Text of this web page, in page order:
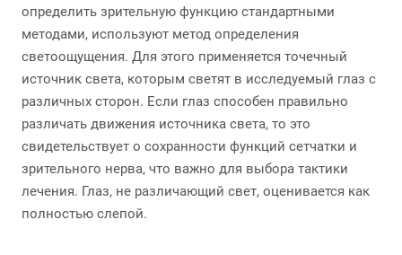
определить зрительную функцию стандартными
методами, используют метод определения
светоощущения. Для этого применяется точечный
источник света, которым светят в исследуемый глаз с
различных сторон. Если глаз способен правильно
различать движения источника света, то это
свидетельствует о сохранности функций сетчатки и
зрительного нерва, что важно для выбора тактики
лечения. Глаз, не различающий свет, оценивается как
полностью слепой.